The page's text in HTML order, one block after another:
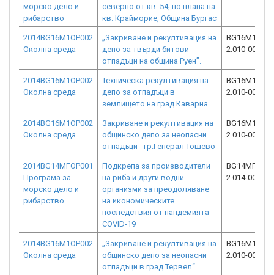
морско дело и
рибарство
северно от кв. 54, по плана на
кв. Крайморие, Община Бургас
2014BG16M1OP002
Околна среда
„Закриване и рекултивация на
депо за твърди битови
отпадъци на община Руен”.
2.010-0011-
2014BG16M1OP002
Околна среда
Техническа рекултивация на
депо за отпадъци в
землището на град Каварна
2.010-0021-
2014BG16M1OP002
Околна среда
Закриване и рекултивация на
общинско депо за неопасни
отпадъци - гр.Генерал Тошево
2.010-0010-
2014BG14MFOP001
Програма за
морско дело и
рибарство
Подкрепа за производители
на риба и други водни
организми за преодоляване
на икономическите
последствия от пандемията
COVID-19
2.014-0036-
2014BG16M1OP002
Околна среда
„Закриване и рекултивация на
общинско депо за неопасни
отпадъци в град Тервел“
2.010-0006-